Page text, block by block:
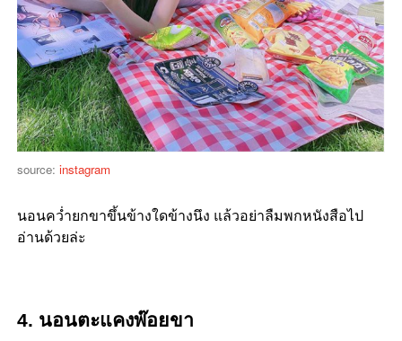
source: instagram
นอนคว่ำยกขาขึ้นข้างใดข้างนึง แล้วอย่าลืมพกหนังสือไป
อ่านด้วยล่ะ
4. นอนตะแคงพ๊อยขา